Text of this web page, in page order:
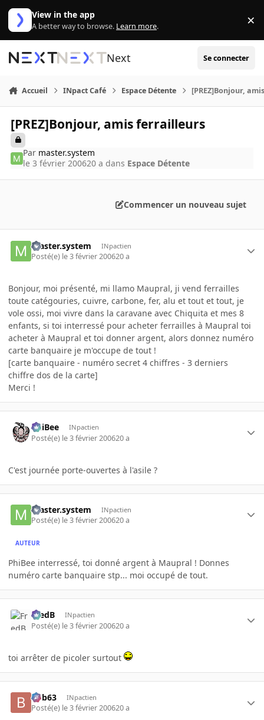
Aller au contenu
View in the app
A better way to browse. Learn more. ×
Next Se connecter
Accueil INpact Café Espace Détente [PREZ]Bonjour,
[PREZ]Bonjour, amis ferrailleurs
Par master.system
le 3 février 200620 a dans Espace Détente
Commencer un nouveau sujet
master.system INpactien
Posté(e) le 3 février 200620 a
Bonjour, moi présenté, mi llamo Maupral, ji vend ferrailles
toute catégouries, cuivre, carbone, fer, alu et tout et tout, je
vole ossi, moi vivre dans la caravane avec Chiquita et mes 8
enfants, si toi interressé pour acheter ferrailles à Maupral toi
acheter à Maupral et toi donner argent, alors donnez numéro
carte banquaire je m'occupe de tout !
[carte banquaire - numéro secret 4 chiffres - 3 derniers
chiffre dos de la carte]
Merci !
PhiBee INpactien
Posté(e) le 3 février 200620 a
C'est journée porte-ouvertes à l'asile ?
master.system INpactien
Posté(e) le 3 février 200620 a
AUTEUR
PhiBee interressé, toi donné argent à Maupral ! Donnes
numéro carte banquaire stp... moi occupé de tout.
FredB INpactien
Posté(e) le 3 février 200620 a
toi arrêter de picoler surtout
bob63 INpactien
Posté(e) le 3 février 200620 a